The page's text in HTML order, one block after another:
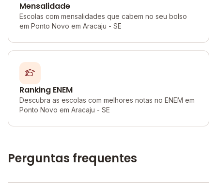
Mensalidade
Escolas com mensalidades que cabem no seu bolso
em Ponto Novo em Aracaju - SE
Ranking ENEM
Descubra as escolas com melhores notas no ENEM em
Ponto Novo em Aracaju - SE
Perguntas frequentes